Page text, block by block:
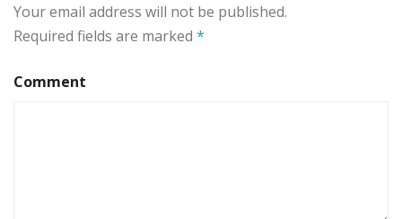
Your email address will not be published.
Required fields are marked *
Comment